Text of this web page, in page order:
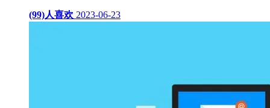
(99)人喜欢 2023-06-23